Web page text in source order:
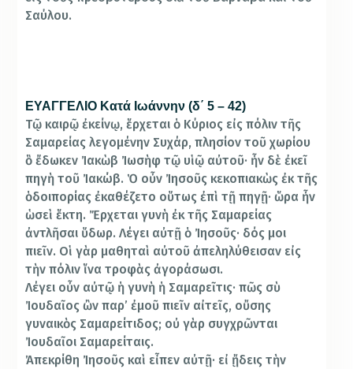
Σαύλου.
ΕΥΑΓΓΕΛΙΟ Κατά Ιωάννην (δ΄ 5 – 42)
Τῷ καιρῷ ἐκείνῳ, ἕρχεται ὁ Κύριος εἰς πόλιν τῆς
Σαμαρείας λεγομένην Συχάρ, πλησίον τοῦ χωρίου
ὃ ἔδωκεν Ἰακὼβ Ἰωσὴφ τῷ υἱῷ αὐτοῦ· ἦν δὲ ἐκεῖ
πηγὴ τοῦ Ἰακώβ. Ὁ οὖν Ἰησοῦς κεκοπιακὼς ἐκ τῆς
ὁδοιπορίας ἐκαθέζετο οὕτως ἐπὶ τῇ πηγῇ· ὥρα ἦν
ὡσεὶ ἕκτη. Ἔρχεται γυνὴ ἐκ τῆς Σαμαρείας
ἀντλῆσαι ὕδωρ. Λέγει αὐτῇ ὁ Ἰησοῦς· δός μοι
πιεῖν. Οἱ γὰρ μαθηταὶ αὐτοῦ ἀπεληλύθεισαν εἰς
τὴν πόλιν ἵνα τροφὰς ἀγοράσωσι.
Λέγει οὖν αὐτῷ ἡ γυνὴ ἡ Σαμαρεῖτις· πῶς σὺ
Ἰουδαῖος ὢν παρ’ ἐμοῦ πιεῖν αἰτεῖς, οὔσης
γυναικὸς Σαμαρείτιδος; οὐ γὰρ συγχρῶνται
Ἰουδαῖοι Σαμαρείταις.
Ἀπεκρίθη Ἰησοῦς καὶ εἶπεν αὐτῇ· εἰ ᾔδεις τὴν